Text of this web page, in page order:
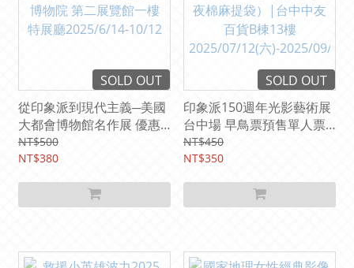
SOLD OUT
從印象派到現代主義─美國
大都會博物館名作展 優惠
票380元 |國立故宮博物院
第二展覽館一樓特展廳
NT$500
NT$380
SOLD OUT
印象派150週年光影藝術展
台中場 早鳥票預售單人票
350元（贈中型星夜棉麻提
袋）|台中中友百貨B棟13
2025/07/12(六)-2025/09/0
6(六)
NT$450
NT$350